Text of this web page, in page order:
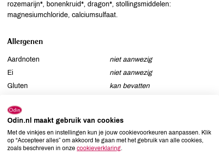
rozemarijn*, bonenkruid*, dragon*, stollingsmiddelen:
magnesiumchloride, calciumsulfaat.
Allergenen
Aardnoten
niet aanwezig
Ei
niet aanwezig
Gluten
kan bevatten
Lupine
Noten
kan bevatten
Schaaldieren
niet aanwezig
Odin.nl maakt gebruik van cookies
Met de vinkjes en instellingen kun je jouw cookievoorkeuren aanpassen. Klik
op “Accepteer alles” om akkoord te gaan met het gebruik van alle cookies,
zoals beschreven in onze cookieverklaring